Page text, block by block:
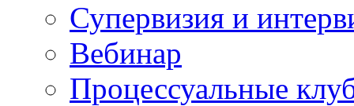
Супервизия и
Вебинар
Процессуальные